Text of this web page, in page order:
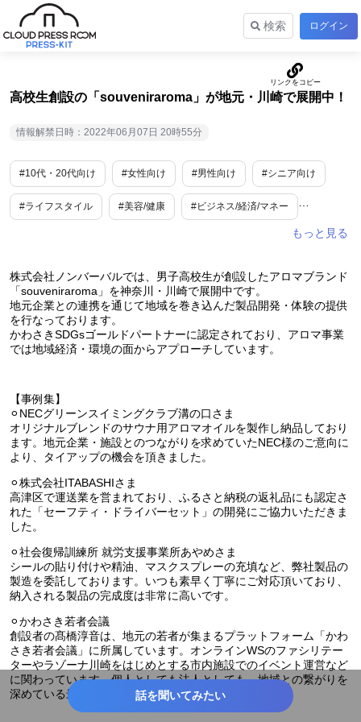
検索 ログイン
高校生創設の「souveniraroma」が地元・川崎で展開中！
情報解禁日時：2022年06月07日 20時55分
#10代・20代向け #女性向け #男性向け #シニア向け
#ライフスタイル #美容/健康 #ビジネス/経済/マネー
#小売・卸販売
#toB #toC #新規事業 #不眠・睡眠不足
#自律神経失調 #SDGs・ESG #変わった人 #人物
#マスク #神奈川
株式会社ノンバーバルでは、男子高校生が創設したアロマブランド
「souveniraroma」を神奈川・川崎で展開中です。
地元企業との連携を通じて地域を巻き込んだ製品開発・体験の提供
を行なっております。
かわさきSDGsゴールドパートナーに認定されており、アロマ事業
では地域経済・環境の面からアプローチしています。
【事例集】
⚪︎NECグリーンスイミングクラブ溝の口さま
オリジナルブレンドのサウナ用アロマオイルを製作し納品しており
ます。地元企業・施設とのつながりを求めていたNEC様のご意向に
より、タイアップの機会を頂きました。
⚪︎株式会社ITABASHIさま
高津区で運送業を営まれており、ふるさと納税の返礼品にも認定さ
れた「セーフティ・ドライバーセット」の開発にご協力いただきま
した。
⚪︎社会復帰訓練所 就労支援事業所あやめさま
シールの貼り付けや精油、マスクスプレーの充填など、弊社製品の
製造を委託しております。いつも素早く丁寧にご対応頂いており、
納入される製品の完成度は非常に高いです。
⚪︎かわさき若者会議
創設者の髙橋淳音は、地元の若者が集まるプラットフォーム「かわ
さき若者会議」に所属しています。オンラインWSのファシリテー
ターやラゾーナ川崎をはじめとする市内施設でのイベント運営など
に関わっています。個人としても法人としても、地域との繋がりを
深めている最中です。
話を聞いてみたい